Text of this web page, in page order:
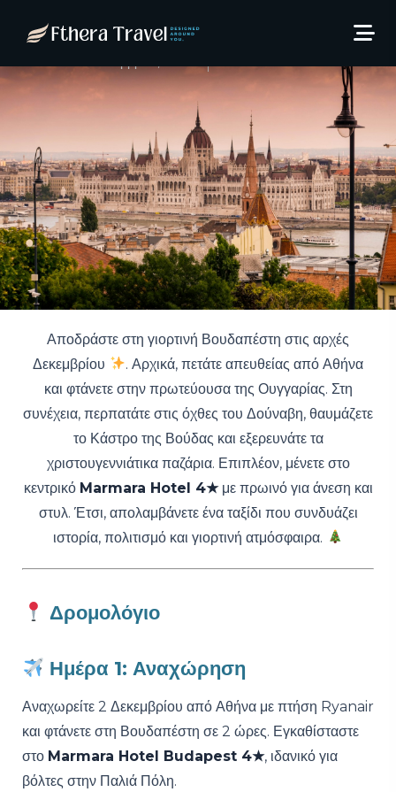
από 435€!
22 Σεπτεμβρίου, 2025 Thodoris Kaltsas
Αποδράστε στη γιορτινή Βουδαπέστη στις αρχές
Δεκεμβρίου
. Αρχικά, πετάτε απευθείας από Αθήνα
και φτάνετε στην πρωτεύουσα της Ουγγαρίας. Στη
συνέχεια, περπατάτε στις όχθες του Δούναβη, θαυμάζετε
το Κάστρο της Βούδας και εξερευνάτε τα
χριστουγεννιάτικα παζάρια. Επιπλέον, μένετε στο
κεντρικό Marmara Hotel 4★με πρωινό για άνεση και
στυλ. Έτσι, απολαμβάνετε ένα ταξίδι που συνδυάζει
ιστορία, πολιτισμό και γιορτινή ατμόσφαιρα.
Δρομολόγιο
Ημέρα 1: Αναχώρηση
Αναχωρείτε 2 Δεκεμβρίου από Αθήνα με πτήση Ryanair
και φτάνετε στη Βουδαπέστη σε 2 ώρες. Εγκαθίσταστε
στο Marmara Hotel Budapest 4★, ιδανικό για
βόλτες στην Παλιά Πόλη.